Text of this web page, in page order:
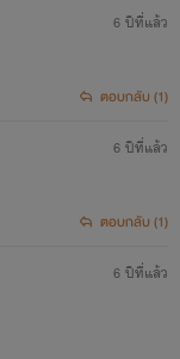
6 ปีที่แล้ว
ตอบกลับ (1)
6 ปีที่แล้ว
ตอบกลับ (1)
6 ปีที่แล้ว